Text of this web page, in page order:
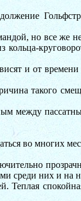
но все же не
кольца-
и от
такого
между
во многих
среди них и на